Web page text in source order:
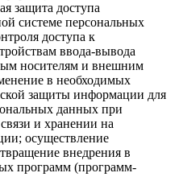
защита доступа
системе персональных
доступа к
ввода-вывода
носителям и внешним
в необходимых
защиты информации для
данных при
и хранении на
осуществление
внедрения в
программ (программ-